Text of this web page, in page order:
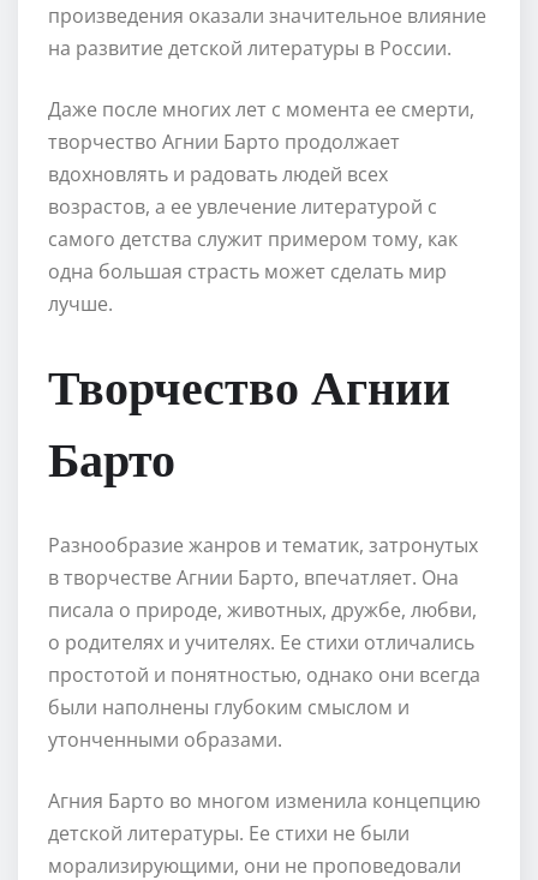
произведения оказали значительное влияние
на развитие детской литературы в России.
Даже после многих лет с момента ее смерти,
творчество Агнии Барто продолжает
вдохновлять и радовать людей всех
возрастов, а ее увлечение литературой с
самого детства служит примером тому, как
одна большая страсть может сделать мир
лучше.
Творчество Агнии
Барто
Разнообразие жанров и тематик, затронутых
в творчестве Агнии Барто, впечатляет. Она
писала о природе, животных, дружбе, любви,
о родителях и учителях. Ее стихи отличались
простотой и понятностью, однако они всегда
были наполнены глубоким смыслом и
утонченными образами.
Агния Барто во многом изменила концепцию
детской литературы. Ее стихи не были
морализирующими, они не проповедовали